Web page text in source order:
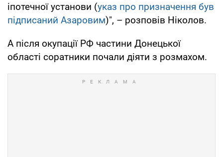
іпотечної установи (указ про призначення був
підписаний Азаровим)", – розповів Ніколов.
А після окупації РФ частини Донецької
області соратники почали діяти з розмахом.